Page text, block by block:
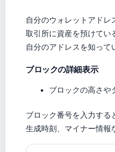
自分のウォレットアド
取引所に資産を預けてい
自分のアドレスを知っ
ブロックの詳細表示
ブロックの高さや
ブロック番号を入力す
生成時刻、マイナー情報